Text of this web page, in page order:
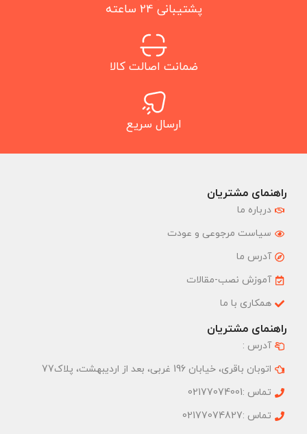
پشتیبانی 24 ساعته
ضمانت اصالت کالا
ارسال سریع
راهنمای مشتریان
درباره ما
سیاست مرجوعی و عودت
آدرس ما
آموزش نصب-مقالات
همکاری با ما
راهنمای مشتریان
آدرس :
اتوبان باقری، خیابان 196 غربی، بعد از اردیبهشت، پلاک77
تماس :02177074001
تماس :02177074827